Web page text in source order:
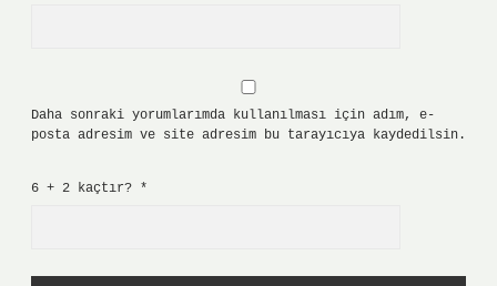
Daha sonraki yorumlarımda kullanılması için adım, e-
posta adresim ve site adresim bu tarayıcıya kaydedilsin.
6 + 2 kaçtır? *